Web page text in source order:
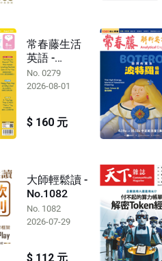
常春藤生活
英語 -
No.0279
No. 0279
2026-08-01
$ 160 元
大師輕鬆讀 -
No.1082
No. 1082
2026-07-29
$ 112 元